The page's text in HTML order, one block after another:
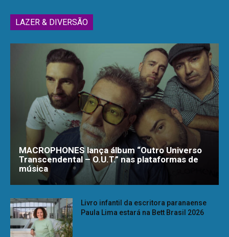
LAZER & DIVERSÃO
MACROPHONES lança álbum “Outro Universo
Transcendental – O.U.T.” nas plataformas de
música
Livro infantil da escritora paranaense
Paula Lima estará na Bett Brasil 2026